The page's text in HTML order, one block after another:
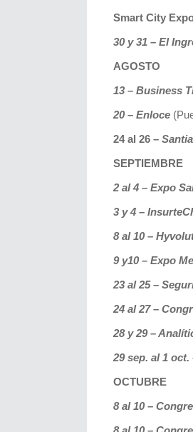
Smart City
30 y 31 – El
AGOSTO
13 – Business
20 – Enloce
24 al 26 –
SEPTIEMBRE
2 al 4 – Expo
3 y 4 –
8 al 10 –
9 y10 – Expo
23 al 25 –
24 al 27 –
28 y 29 –
29 sep. al 1
OCTUBRE
8 al 10 –